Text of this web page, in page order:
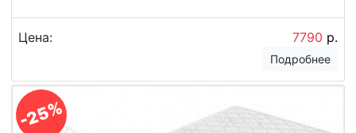
Цена: 7790 р.
Подробнее
-25%